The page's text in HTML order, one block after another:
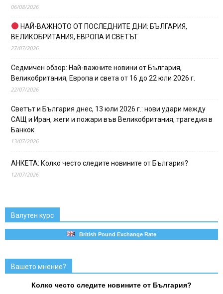
06/08/2026
НАЙ-ВАЖНОТО ОТ ПОСЛЕДНИТЕ ДНИ: БЪЛГАРИЯ,
ВЕЛИКОБРИТАНИЯ, ЕВРОПА И СВЕТЪТ
27/07/2026
Седмичен обзор: Най-важните новини от България,
Великобритания, Европа и света от 16 до 22 юли 2026 г.
22/07/2026
Светът и България днес, 13 юли 2026 г.: нови удари между
САЩ и Иран, жеги и пожари във Великобритания, трагедия в
Банкок
13/07/2026
АНКЕТА: Колко често следите новините от България?
12/07/2026
Валутен курс
British Pound Exchange Rate
Вашето мнение?
Колко често следите новините от България?